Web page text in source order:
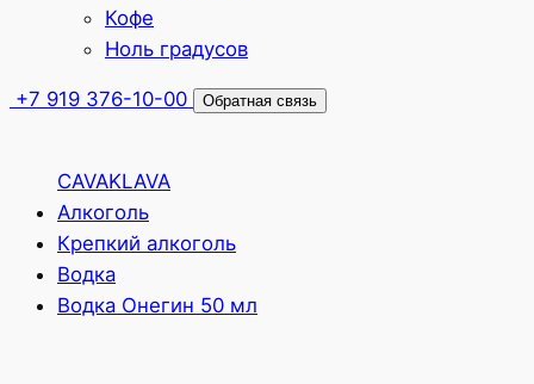
Кофе
Ноль градусов
+7 919 376-10-00 Обратная связь
CAVAKLAVA
Алкоголь
Крепкий алкоголь
Водка
Водка Онегин 50 мл